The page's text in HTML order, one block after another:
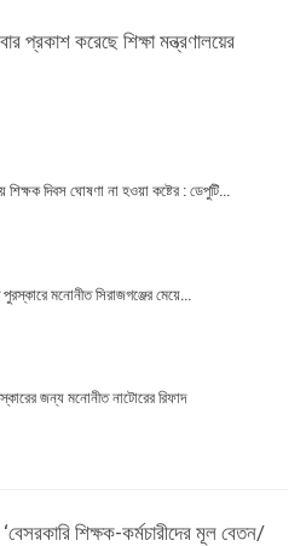
প্রকাশ করেছে শিক্ষা মন্ত্রণালয়ের
শিক্ষক দিবস ঘোষণা না হওয়া কষ্টের : ডেপুটি…
পুরস্কারে মনোনীত সিরাজগঞ্জের মেয়ে…
জন্য মনোনীত নাটোরের রিফাদ
শিক্ষক-কর্মচারীদের মূল বেতন/